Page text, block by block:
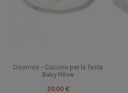
Doomoo - Cuscino per la Testa
Baby Pillow
20,00 €